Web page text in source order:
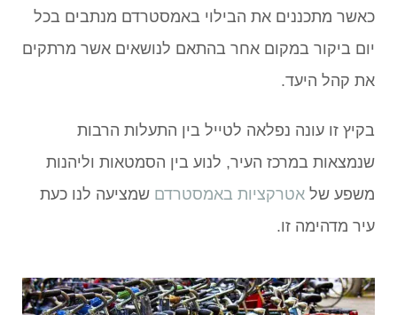
כאשר מתכננים את הבילוי באמסטרדם מנתבים בכל
יום ביקור במקום אחר בהתאם לנושאים אשר מרתקים
את קהל היעד.
בקיץ זו עונה נפלאה לטייל בין התעלות הרבות
שנמצאות במרכז העיר, לנוע בין הסמטאות וליהנות
משפע של אטרקציות באמסטרדם שמציעה לנו כעת
עיר מדהימה זו.